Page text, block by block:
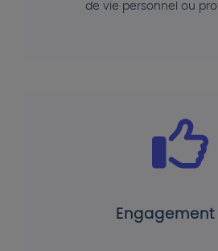
de vie personnel ou
Engagement